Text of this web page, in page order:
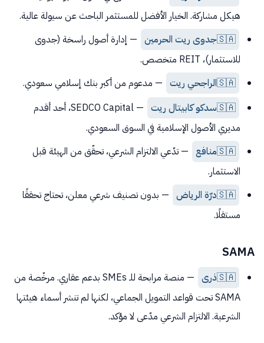
هيكل مشاركة. الخيار الأفضل للمستثمر الباحث عن سيولة عالية.
🇸🇦جدوى ريت الحرمين — إدارة أصول راسخة (جدوى
للاستثمار)، REIT متخصص.
🇸🇦الراجحي ريت — مدعوم من أكبر بنك إسلامي سعودي.
🇸🇦سدكو كابيتال ريت
— SEDCO Capital، أحد أقدم
مديري الأصول الإسلامية في السوق السعودي.
🇸🇦منافع — تدّعي الالتزام الشرعي، تحقّق من الهيئة قبل
الاستثمار.
🇸🇦درّة الرياض — بدون تصنيف شرعي معلن، تحتاج تحققًا
مستقلًا.
SAMA
🇸🇦ذرى
— منصة مرابحة للـ SMEs بدعم عقاري. مرخّصة من
SAMA تحت قواعد التمويل الجماعي، لكنها لم تنشر أسماء هيئتها
الشرعية. الالتزام الشرعي مدّعى لا مؤكد.